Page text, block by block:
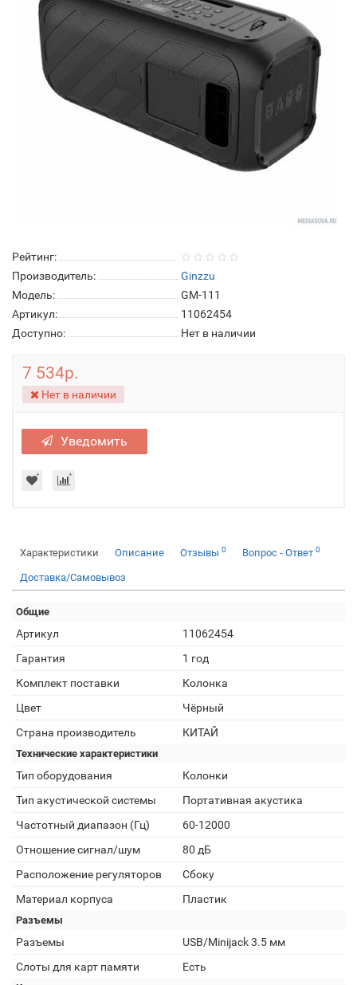
Рейтинг:
Производитель:
Ginzzu
Модель:
GM-111
Артикул:
11062454
Доступно:
Нет в наличии
7 534р.
Нет в наличии
Уведомить
Характеристики Описание Отзывы 0 Вопрос - Ответ 0
Доставка/Самовывоз
Общие
Артикул
11062454
Гарантия
1 год
Комплект поставки
Колонка
Цвет
Чёрный
Страна производитель
КИТАЙ
Технические характеристики
Тип оборудования
Колонки
Тип акустической системы
Портативная акустика
Частотный диапазон (Гц)
60-12000
Отношение сигнал/шум
80 дБ
Расположение регуляторов
Сбоку
Материал корпуса
Пластик
Разъемы
Разъемы
USB/Minijack 3.5 мм
Слоты для карт памяти
Есть